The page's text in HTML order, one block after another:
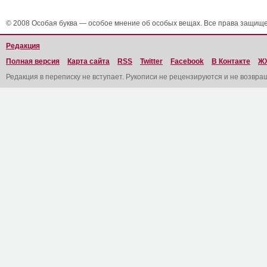
© 2008 Особая буква — особое мнение об особых вещах. Все права
Редакция
Полная версия
Карта сайта RSS Twitter Facebook В Контакте
Редакция в переписку не вступает. Рукописи не рецензируются и не